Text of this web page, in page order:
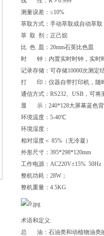
测量误差：≤10%
萃取方式：手动萃取或自动萃取
萃 取 剂：正己烷
比 色 皿：20mm石英比色皿
时 钟：内置实时时钟，实时
记录存储：可存储10000次测定
打 印：仪器自带打印机，随
通信方式：RS232、USB，可
显 示：240*128大屏幕蓝色背
环境温度：5-40℃
环境湿度：
相对湿度＜ 85%（无冷凝）
外形尺寸：395*298*120mm
工作电源：AC220V±15% 50Hz
整机功耗：28W；
整机重量：4.5KG
术语和定义:
总 油：石油类和动植物油类的